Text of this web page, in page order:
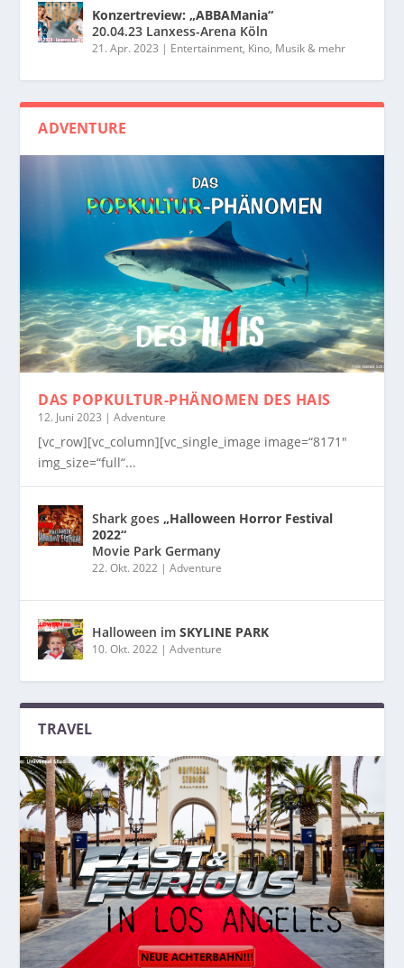
Konzertreview: „ABBAMania“
20.04.23 Lanxess-Arena Köln
21. Apr. 2023 | Entertainment, Kino, Musik & mehr
ADVENTURE
DAS POPKULTUR-PHÄNOMEN DES HAIS
12. Juni 2023 |Adventure
[vc_row][vc_column][vc_single_image image=“8171″
img_size=“full“...
Shark goes„Halloween Horror Festival
2022“
Movie Park Germany
22. Okt. 2022 |Adventure
Halloween imSKYLINE PARK
10. Okt. 2022 |Adventure
TRAVEL